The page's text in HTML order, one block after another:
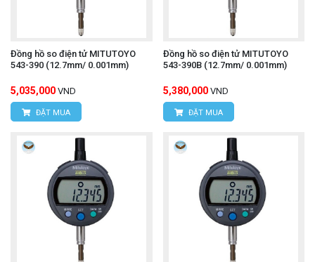
Đồng hồ so điện tử MITUTOYO
543-390 (12.7mm/ 0.001mm)
5,035,000 VND
ĐẶT MUA
Đồng hồ so điện tử MITUTOYO
543-390B (12.7mm/ 0.001mm)
5,380,000 VND
ĐẶT MUA